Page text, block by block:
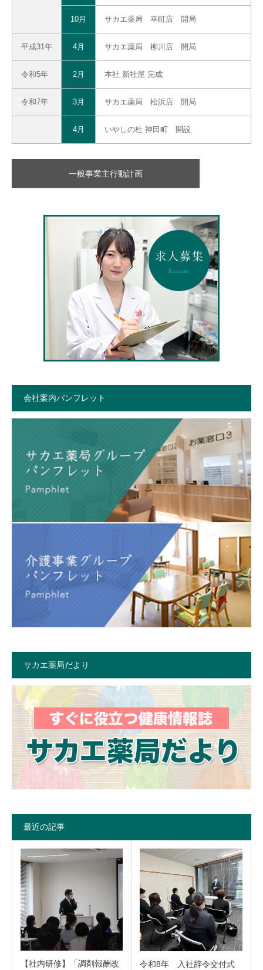
10月 サカエ薬局 幸町店 開局
平成31年 4月 サカエ薬局 柳川店 開局
令和5年 2月 本社 新社屋 完成
令和7年 3月 サカエ薬局 松浜店 開局
4月 いやしの杜 神田町 開設
一般事業主行動計画
会社案内パンフレット
サカエ薬局だより
最近の記事
【社内研修】「調剤報酬改
令和8年 入社辞令交付式